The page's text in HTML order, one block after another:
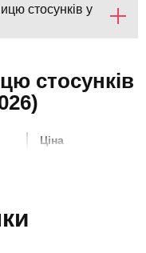
стосунків у
стосунків
Ціна